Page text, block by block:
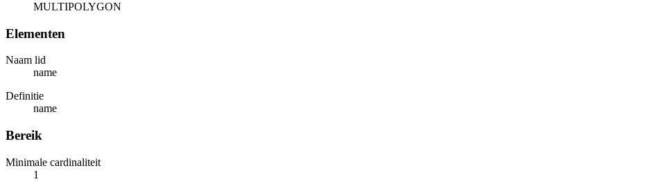
MULTIPOLYGON
Elementen
Naam lid
name
Definitie
name
Bereik
Minimale cardinaliteit
1